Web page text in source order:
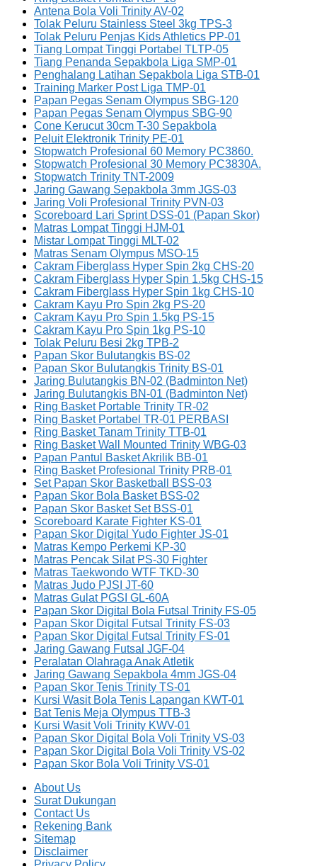
Antena Bola Voli Trinity AV-02
Tolak Peluru Stainless Steel 3kg TPS-3
Tolak Peluru Penjas Kids Athletics PP-01
Tiang Lompat Tinggi Portabel TLTP-05
Tiang Penanda Sepakbola Liga SMP-01
Penghalang Latihan Sepakbola Liga STB-01
Training Marker Post Liga TMP-01
Papan Pegas Senam Olympus SBG-120
Papan Pegas Senam Olympus SBG-90
Cone Kerucut 30cm T-30 Sepakbola
Peluit Elektronik Trinity PE-01
Stopwatch Profesional 60 Memory PC3860.
Stopwatch Profesional 30 Memory PC3830A.
Stopwatch Trinity TNT-2009
Jaring Gawang Sepakbola 3mm JGS-03
Jaring Voli Profesional Trinity PVN-03
Scoreboard Lari Sprint DSS-01 (Papan Skor)
Matras Lompat Tinggi HJM-01
Mistar Lompat Tinggi MLT-02
Matras Senam Olympus MSO-15
Cakram Fiberglass Hyper Spin 2kg CHS-20
Cakram Fiberglass Hyper Spin 1.5kg CHS-15
Cakram Fiberglass Hyper Spin 1kg CHS-10
Cakram Kayu Pro Spin 2kg PS-20
Cakram Kayu Pro Spin 1.5kg PS-15
Cakram Kayu Pro Spin 1kg PS-10
Tolak Peluru Besi 2kg TPB-2
Papan Skor Bulutangkis BS-02
Papan Skor Bulutangkis Trinity BS-01
Jaring Bulutangkis BN-02 (Badminton Net)
Jaring Bulutangkis BN-01 (Badminton Net)
Ring Basket Portable Trinity TR-02
Ring Basket Portabel TR-01 PERBASI
Ring Basket Tanam Trinity TTB-01
Ring Basket Wall Mounted Trinity WBG-03
Papan Pantul Basket Akrilik BB-01
Ring Basket Profesional Trinity PRB-01
Set Papan Skor Basketball BSS-03
Papan Skor Bola Basket BSS-02
Papan Skor Basket Set BSS-01
Scoreboard Karate Fighter KS-01
Papan Skor Digital Yudo Fighter JS-01
Matras Kempo Perkemi KP-30
Matras Pencak Silat PS-30 Fighter
Matras Taekwondo WTF TKD-30
Matras Judo PJSI JT-60
Matras Gulat PGSI GL-60A
Papan Skor Digital Bola Futsal Trinity FS-05
Papan Skor Digital Futsal Trinity FS-03
Papan Skor Digital Futsal Trinity FS-01
Jaring Gawang Futsal JGF-04
Peralatan Olahraga Anak Atletik
Jaring Gawang Sepakbola 4mm JGS-04
Papan Skor Tenis Trinity TS-01
Kursi Wasit Bola Tenis Lapangan KWT-01
Bat Tenis Meja Olympus TTB-3
Kursi Wasit Voli Trinity KWV-01
Papan Skor Digital Bola Voli Trinity VS-03
Papan Skor Digital Bola Voli Trinity VS-02
Papan Skor Bola Voli Trinity VS-01
About Us
Surat Dukungan
Contact Us
Rekening Bank
Sitemap
Disclaimer